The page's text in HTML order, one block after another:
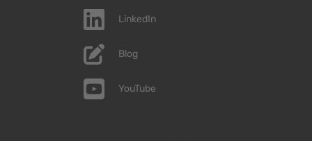
LinkedIn
Blog
YouTube